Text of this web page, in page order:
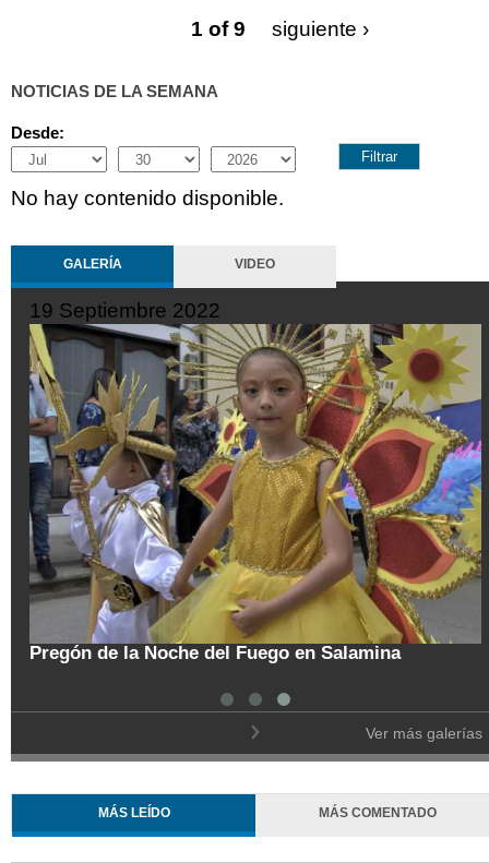
1 of 9 siguiente ›
NOTICIAS DE LA SEMANA
Desde:
Month
Day Year
No hay contenido disponible.
GALERÍA VIDEO
19 Septiembre 2022
Pregón de la Noche del Fuego en Salamina
Ver más galerías
MÁS LEÍDO MÁS COMENTADO